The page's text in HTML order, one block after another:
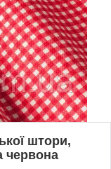
штори,
червона